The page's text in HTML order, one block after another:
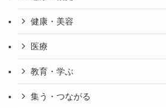
健康・美容
医療
教育・学ぶ
集う・つながる